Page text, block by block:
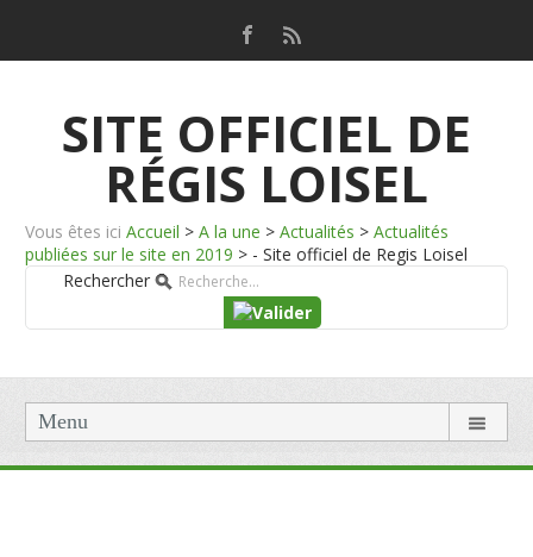
SITE OFFICIEL DE
RÉGIS LOISEL
Vous êtes ici Accueil > A la une > Actualités > Actualités
publiées sur le site en 2019 > - Site officiel de Regis Loisel
Rechercher
Menu